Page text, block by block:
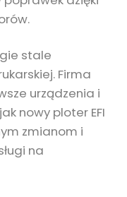
stale
Firma
urządzenia i
nowy ploter EFI
zmianom i
na